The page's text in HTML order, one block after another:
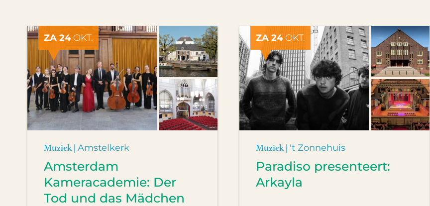
ZA 24OKT.
Muziek | Amstelkerk
Amsterdam
Kameracademie: Der
Tod und das Mädchen
ZA 24OKT.
Muziek | 't Zonnehuis
Paradiso presenteert:
Arkayla